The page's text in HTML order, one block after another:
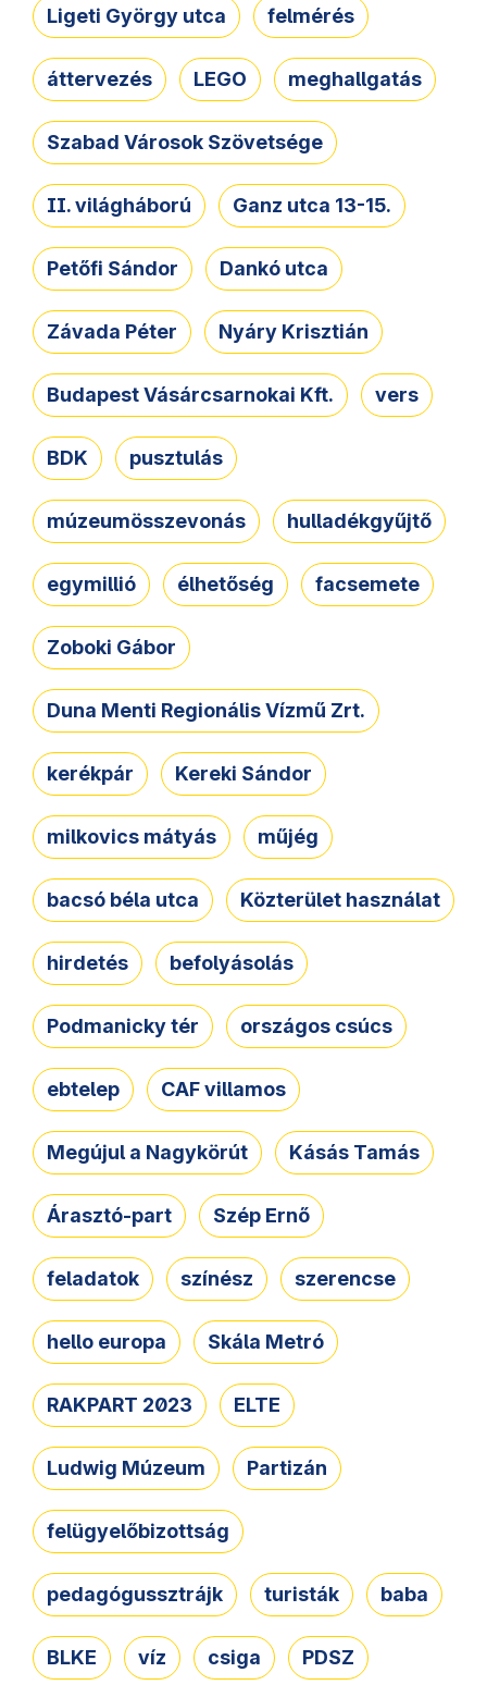
Ligeti György utca felmérés
áttervezés LEGO meghallgatás
Szabad Városok Szövetsége
II. világháború Ganz utca 13-15.
Petőfi Sándor Dankó utca
Závada Péter Nyáry Krisztián
Budapest Vásárcsarnokai Kft. vers
BDK pusztulás
múzeumösszevonás hulladékgyűjtő
egymillió élhetőség facsemete
Zoboki Gábor
Duna Menti Regionális Vízmű Zrt.
kerékpár Kereki Sándor
milkovics mátyás műjég
bacsó béla utca Közterület használat
hirdetés befolyásolás
Podmanicky tér országos csúcs
ebtelep CAF villamos
Megújul a Nagykörút Kásás Tamás
Árasztó-part Szép Ernő
feladatok színész szerencse
hello europa Skála Metró
RAKPART 2023 ELTE
Ludwig Múzeum Partizán
felügyelőbizottság
pedagógussztrájk turisták baba
BLKE víz csiga PDSZ